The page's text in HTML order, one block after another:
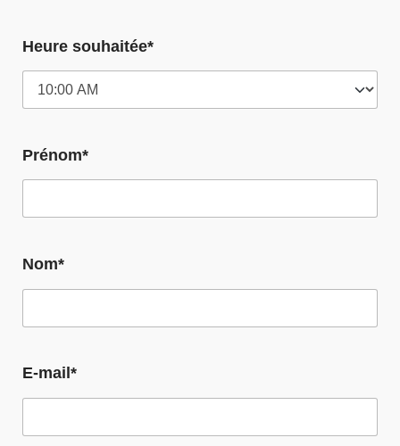
Heure souhaitée*
Prénom*
Nom*
E-mail*